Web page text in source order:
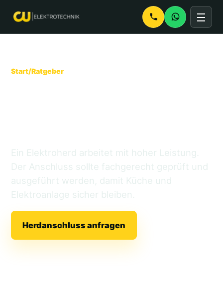
Start/Ratgeber
Ein Elektroherd arbeitet mit hoher Leistung.
Der Anschluss sollte fachgerecht geprüft und
ausgeführt werden, damit Küche und
Elektroanlage sicher bleiben.
Herdanschluss anfragen